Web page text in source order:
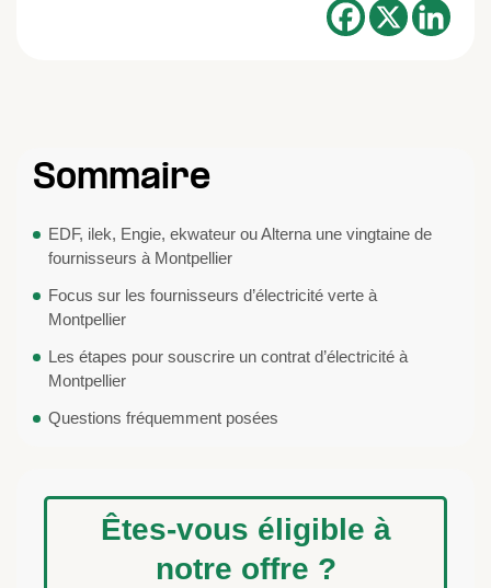
Sommaire
EDF, ilek, Engie, ekwateur ou Alterna une vingtaine de
fournisseurs à Montpellier
Focus sur les fournisseurs d’électricité verte à
Montpellier
Les étapes pour souscrire un contrat d’électricité à
Montpellier
Questions fréquemment posées
Êtes-vous éligible à
notre offre ?